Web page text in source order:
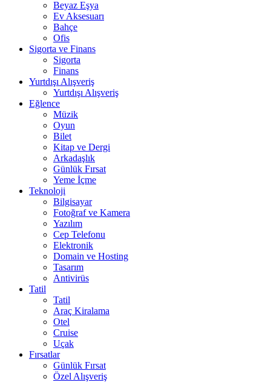
Beyaz Eşya
Ev Aksesuarı
Bahçe
Ofis
Sigorta ve Finans
Sigorta
Finans
Yurtdışı Alışveriş
Yurtdışı Alışveriş
Eğlence
Müzik
Oyun
Bilet
Kitap ve Dergi
Arkadaşlık
Günlük Fırsat
Yeme İçme
Teknoloji
Bilgisayar
Fotoğraf ve Kamera
Yazılım
Cep Telefonu
Elektronik
Domain ve Hosting
Tasarım
Antivirüs
Tatil
Tatil
Araç Kiralama
Otel
Cruise
Uçak
Fırsatlar
Günlük Fırsat
Özel Alışveriş